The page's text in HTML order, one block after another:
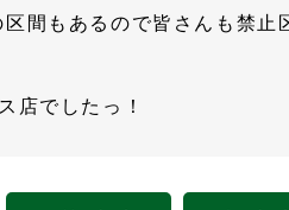
間もあるので皆さんも禁止
店でしたっ！